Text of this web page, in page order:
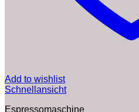
Add to wishlist
Schnellansicht
Espressomaschine